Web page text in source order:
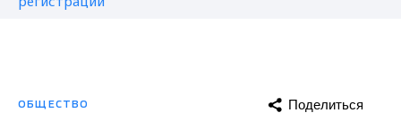
ОБЩЕСТВО Поделиться